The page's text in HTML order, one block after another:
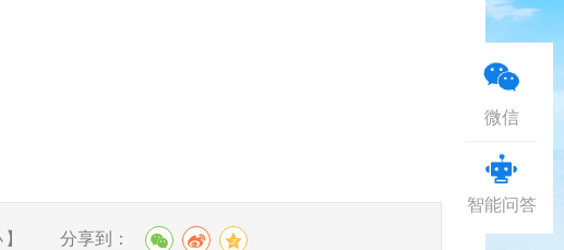
】 分享到：
微信
智能问答